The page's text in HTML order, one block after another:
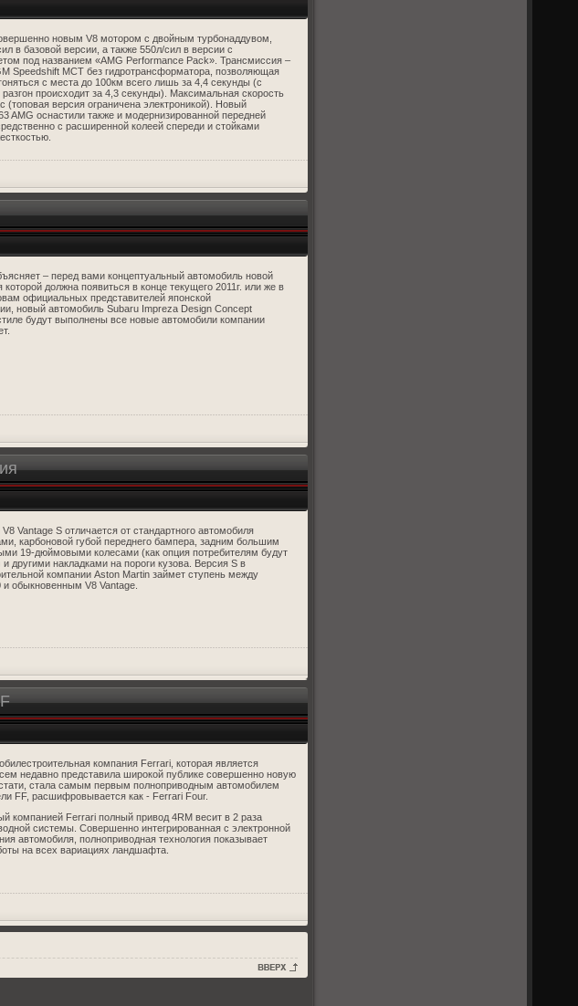
новым V8 мотором с двойным турбонаддувом,
в базовой версии, а также 550л/сил в версии с
под названием «AMG Performance Pack». Трансмиссия –
Speedshift MCT без гидротрансформатора, позволяющая
с места до 100км всего лишь за 4,4 секунды (с
происходит за 4,3 секунды). Максимальная скорость
(топовая версия ограничена электроникой). Новый
AMG оснастили также и модернизированной передней
с расширенной колеей спереди и стойками
– перед вами концептуальный автомобиль новой
должна появиться в конце текущего 2011г. или же в
официальных представителей японской
новый автомобиль Subaru Impreza Design Concept
будут выполнены все новые автомобили компании
Vantage S отличается от стандартного автомобиля
карбоновой губой переднего бампера, задним большим
19-дюймовыми колесами (как опция потребителям будут
другими накладками на пороги кузова. Версия S в
компании Aston Martin займет ступень между
обыкновенным V8 Vantage.
компания Ferrari, которая является
недавно представила широкой публике совершенно новую
стала самым первым полноприводным автомобилем
FF, расшифровывается как - Ferrari Four.
компанией Ferrari полный привод 4RM весит в 2 раза
системы. Совершенно интегрированная с электронной
автомобиля, полноприводная технология показывает
на всех вариациях ландшафта.